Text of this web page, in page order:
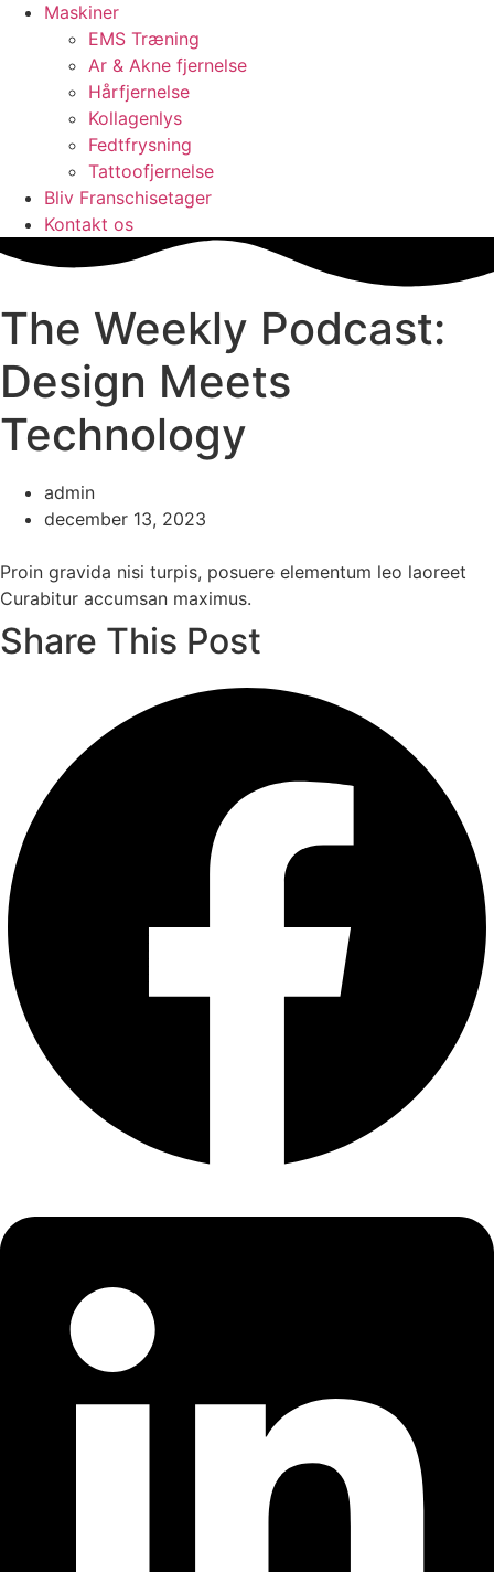
Maskiner
EMS Træning
Ar & Akne fjernelse
Hårfjernelse
Kollagenlys
Fedtfrysning
Tattoofjernelse
Bliv Franschisetager
Kontakt os
The Weekly Podcast:
Design Meets
Technology
admin
december 13, 2023
Proin gravida nisi turpis, posuere elementum leo laoreet
Curabitur accumsan maximus.
Share This Post